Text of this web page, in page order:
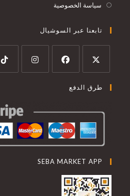
سياسة الخصوصية
تابعنا عبر السوشيال
طرق الدفع
SEBA MARKET APP